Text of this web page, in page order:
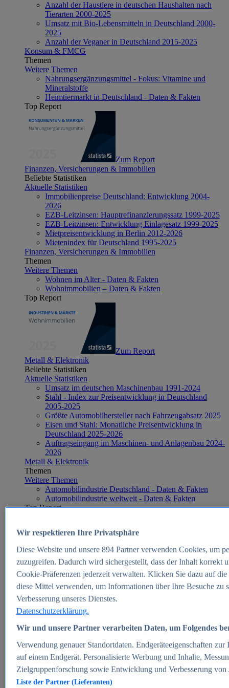
Anzahl der Haustiere in deutschen Haushalten nach
Tierarten 2000-2025
Umsatz mit Bio-Lebensmitteln in Deutschland 2000-
2025
Anzahl der Veganer in Deutschland 2015-2025
Konsum & FMCG
Themen
Weitere Themen
Nahrungsergänzungsmittel - Fokus: Vitamine und
Mineralstoffe
Heimtiermarkt in Deutschland - Daten & Fakten
Top Report
Zum Report
Finanzen, Versicherungen & Immobilien
Beliebte Statistiken
Aktuelle Statistiken
Immobilienpreise Deutschland: Entwicklung 2004-
2026
EZB-Leitzinsen: Hauptrefinanzierungssatz 1999-2025
EZB-Leitzinsen: Entwicklung Einlagesatz 1999-2025
Mietpreisentwicklung in Berlin 2012-2026
Mietenindex für Deutschland 1995-2025
Finanzen, Versicherungen & Immobilien
Themen
Weitere Themen
Wohnen im Alter - Daten & Fakten
Wohnimmobilien – Daten & Fakten
Top Report
Zum Report
Metall & Elektronik
Beliebte Statistiken
Aktuelle Statistiken
Umsatz im deutschen Maschinenbau 1991-2024
Stahl - Index zur Preisentwicklung in Deutschland
2005-2025
Größte Automobilhersteller nach Fahrzeugabsatz 2025
Eisen und Stahl: Monatliche Preisentwicklung in
Deutschland 2025-2026
Auftragseingang im Maschinen- und Anlagenbau 2024-
2026
Metall & Elektronik
Themen
Weitere Themen
Automobilindustrie Deutschland - Daten & Fakten
Automobilindustrie weltweit - Daten & Fakten
Top Report
Zum Report
E-commerce
Beliebte Statistiken
Aktuelle Statistiken
E-Commerce - Entwicklung des Umsatzes in
Deutschland 1999-2025
Umsatz von Amazon in Deutschland und weltweit
2010-2025
B2C-E-Commerce: Top-50 Online Shops in
Deutschland 2024
Marktanteile von Online-Zahlungsverfahren in
Deutschland 2024
Umsatzstarke Warengruppen im Online-Handel in
Deutschland 2023-2025
Wir respektieren Ihre Privatsphäre
Diese Website und unsere 894Partner verwenden Cookies, um
zuzugreifen. Dadurch wird sichergestellt, dass der Inhalt korrekt
Cookie-Präferenzen jederzeit verwalten. Klicken Sie dazu auf
diese Mittel verwenden, um Informationen über Ihre Besuche
Verbesserung unseres Dienstes.
Datenschutzerklärung.
Wir und unsere Partner verarbeiten Daten, um Folgendes
Verwendung genauer Standortdaten. Endgeräteeigenschaften
auf einem Endgerät. Personalisierte Werbung und Inhalte,
Zielgruppenforschung sowie Entwicklung und Verbesserung von
Liste der Partner (Lieferanten)